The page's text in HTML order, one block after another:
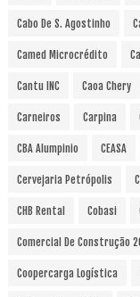
Cabo De S. Agostinho
Camed Microcrédito
Cantu INC Caoa Chery
Carneiros Carpina
CBA Alumpinio CEASA
Cervejaria Petrópolis
CHB Rental Cobasi
Comercial De Construção
Coopercarga Logística